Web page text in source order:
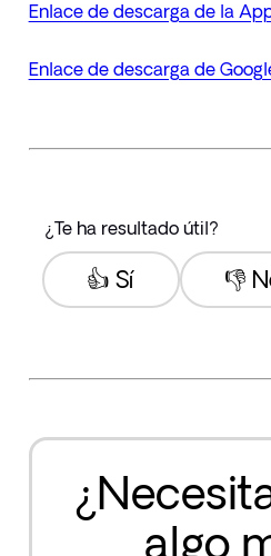
Enlace de descarga de la
Enlace de descarga de
¿Te ha resultado útil?
👎
👍 Sí
algo